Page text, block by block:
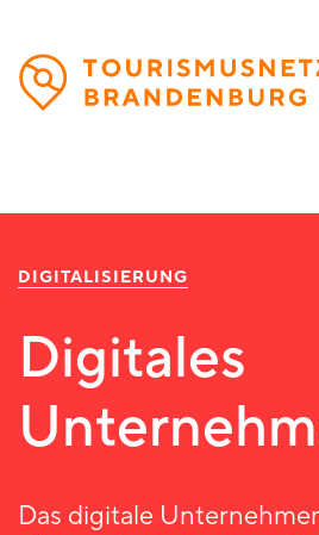
Direkt
zum
Inhalt
DIGITALISIERUNG
Digitales
Das digitale